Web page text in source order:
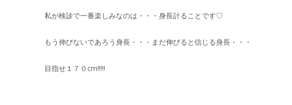
私が検診で一番楽しみなのは・・・身長計ることです♡
もう伸びないであろう身長・・・まだ伸びると信じる身長・・・
目指せ１７０cm!!!!!